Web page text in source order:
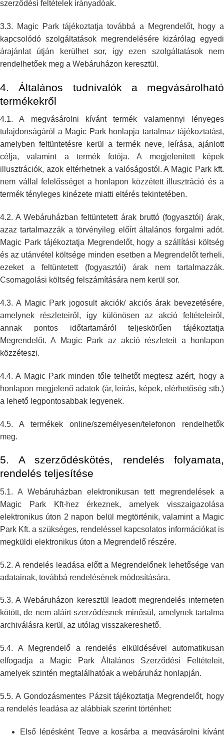
szerződési feltételek irányadóak.
3.3. Magic Park tájékoztatja továbbá a Megrendelőt, hogy a
kapcsolódó szolgáltatások megrendelésére kizárólag egyedi
árajánlat útján kerülhetsor, így ezen szolgáltatások nem
rendelhetőek meg a Webáruházon keresztül.
4. Általános tudnivalók a megvásárolható
termékekről
4.1. A megvásárolni kívánt termék valamennyi lényeges
tulajdonságáról a Magic Park honlapja tartalmaz tájékoztatást,
amelyben feltüntetésre kerül a termék neve, leírása, ajánlott
célja, valamint a termék fotója. A megjelenített képek
illusztrációk, azok eltérhetnek a valóságostól. A Magic Park kft.
nem vállal felelősséget a honlapon közzétett illusztráció és a
termék tényleges kinézete miatti eltérés tekintetében.
4.2. A Webáruházban feltüntetett árak bruttó (fogyasztói) árak,
azaz tartalmazzák a törvényileg előírt általános forgalmi adót.
Magic Parktájékoztatja Megrendelőt, hogy a szállítási költség
és az utánvétel költsége minden esetben a Megrendelőt terheli,
ezeket a feltüntetett(fogyasztói) árak nem tartalmazzák.
Csomagolási költség felszámítására nem kerül sor.
4.3. A Magic Park jogosult akciók/ akciós árak bevezetésére,
amelynek részleteiről, így különösen az akció feltételeiről,
annak pontosidőtartamáról teljeskörűen tájékoztatja
Megrendelőt. A Magic Park az akciórészleteit a honlapon
közzéteszi.
4.4. A Magic Park minden tőle telhetőt megtesz azért, hogy a
honlapon megjelenő adatok (ár, leírás, képek, elérhetőség stb.)
a lehető legpontosabbak legyenek.
4.5. A termékek online/személyesen/telefonon rendelhetők
meg.
5. A szerződéskötés, rendelés folyamata,
rendelés teljesítése
5.1. A Webáruházban elektronikusan tett megrendelések a
Magic Park Kft-hez érkeznek, amelyek visszaigazolása
elektronikus úton 2 napon belül
megtörténik, valamint a Magic
Park Kft. a szükséges, rendeléssel kapcsolatos információkat is
megküldi elektronikus úton a Megrendelő részére.
5.2. A rendelés leadása előtt a Megrendelőnek lehetősége van
adatainak, továbbá rendelésének módosítására.
5.3. A Webáruházon keresztül leadott megrendelés interneten
kötött, de nemaláírt szerződésnek minősül, amelynek tartalma
archiválásra kerül, az utólag visszakereshető.
5.4. A Megrendelő a rendelés elküldésével automatikusan
elfogadja a Magic Park Általános Szerződési Feltételeit,
amelyek szintén megtalálhatóak a webáruház honlapján.
5.5. A Gondozásmentes Pázsit tájékoztatja Megrendelőt, hogy
a rendelés leadása az alábbiak szerint történhet:
Első lépésként Tegye a kosárba a megvásárolni kívánt